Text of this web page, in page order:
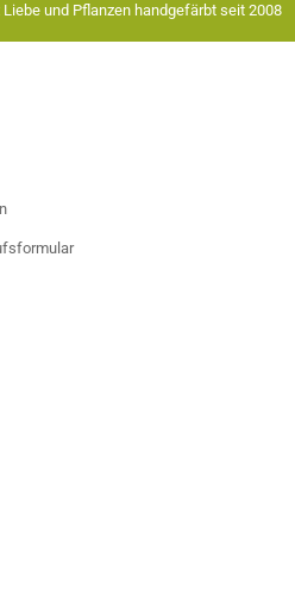
und Pflanzen handgefärbt seit 2008